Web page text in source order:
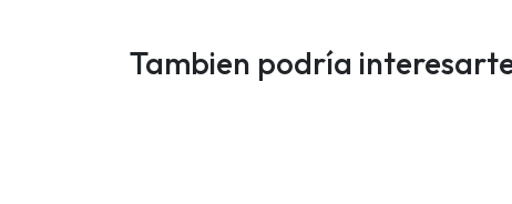
Tambien podría